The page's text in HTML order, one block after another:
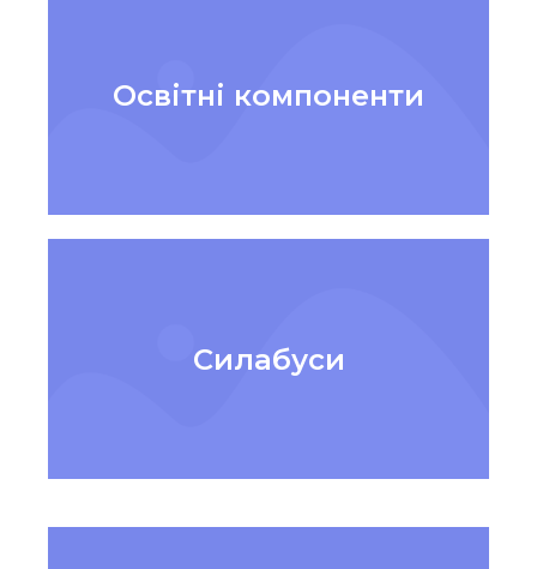
Освітні компоненти
Силабуси